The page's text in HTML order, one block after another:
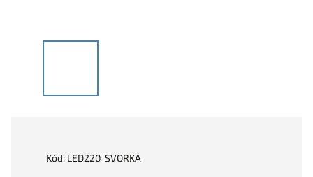
Kód: LED220_SVORKA